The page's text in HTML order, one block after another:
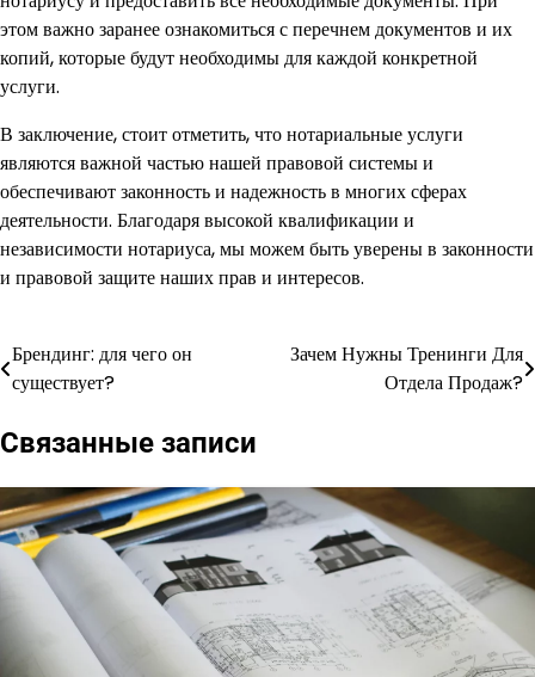
этом важно заранее ознакомиться с перечнем документов и их
копий, которые будут необходимы для каждой конкретной
услуги.
В заключение, стоит отметить, что нотариальные услуги
являются важной частью нашей правовой системы и
обеспечивают законность и надежность в многих сферах
деятельности. Благодаря высокой квалификации и
независимости нотариуса, мы можем быть уверены в законности
и правовой защите наших прав и интересов.
Навигация
по
записям
Брендинг: для чего он
существует?
Зачем Нужны Тренинги Для
Отдела Продаж?
Связанные записи